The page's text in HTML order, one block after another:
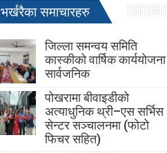
भर्खरैका समाचारहरु
जिल्ला समन्वय समिति
कास्कीको वार्षिक कार्ययोजना
सार्वजनिक
पोखरामा बीवाइडीको
अत्याधुनिक थ्री–एस सर्भिस
सेन्टर सञ्चालनमा (फोटो
फिचर सहित)